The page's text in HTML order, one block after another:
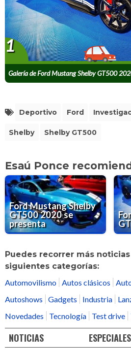
Galería de Ford Mustang Shelby GT500
1
Deportivo Ford
Shelby Shelby GT500
Esaú Ponce
Ford Mustang Shelby
GT500 2020 se
presenta
Puedes recorrer más
siguientes categorías:
Automovilismo
Autos clásicos
Autoshows
Gadgets Industria
Novedades
Tecnología Test drive
NOTICIAS ESPECIALES